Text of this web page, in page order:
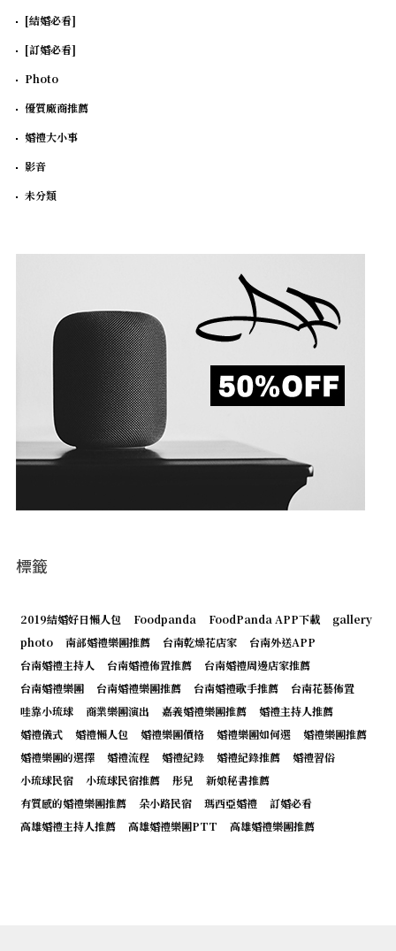
I need to register
[結婚必看]
[訂婚必看]
Photo
優質廠商推薦
婚禮大小事
影音
未分類
標籤
2019結婚好日懶人包 Foodpanda FoodPanda APP下載
gallery
photo
南部婚禮樂團推薦 台南乾燥花店家
台南外送APP
台南婚禮主持人
台南婚禮佈置推薦
台南婚禮周邊店家推薦
台南婚禮樂團
台南婚禮樂團推薦 台南婚禮歌手推薦
台南花藝佈置
哇靠小琉球
商業樂團演出 嘉義婚禮樂團推薦
婚禮主持人推薦
婚禮儀式
婚禮懶人包 婚禮樂團價格 婚禮樂團如何選
婚禮樂團推薦
婚禮樂團的選擇
婚禮流程 婚禮紀錄 婚禮紀錄推薦
婚禮習俗
小琉球民宿
小琉球民宿推薦 彤兒
新娘秘書推薦
有質感的婚禮樂團推薦
朵小路民宿 瑪西亞婚禮
訂婚必看
高雄婚禮主持人推薦
高雄婚禮樂團PTT 高雄婚禮樂團推薦